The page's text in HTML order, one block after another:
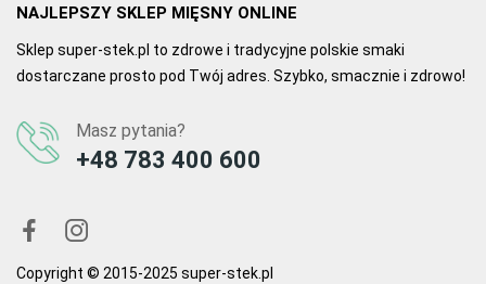
0
0
NAJLEPSZY SKLEP MIĘSNY ONLINE
Sklep super-stek.pl to zdrowe i tradycyjne polskie smaki
dostarczane prosto pod Twój adres. Szybko, smacznie i zdrowo!
Masz pytania?
+48 783 400 600
Copyright © 2015-2025 super-stek.pl